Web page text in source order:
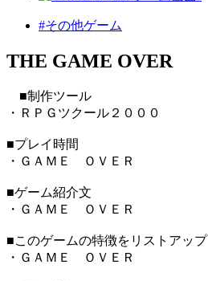
#その他ゲーム
THE GAME OVER
■制作ツール
・ＲＰＧツクール２０００
■プレイ時間
・ＧＡＭＥ ＯＶＥＲ
■ゲーム紹介文
・ＧＡＭＥ ＯＶＥＲ
■このゲームの特徴をリストアップ
・ＧＡＭＥ ＯＶＥＲ